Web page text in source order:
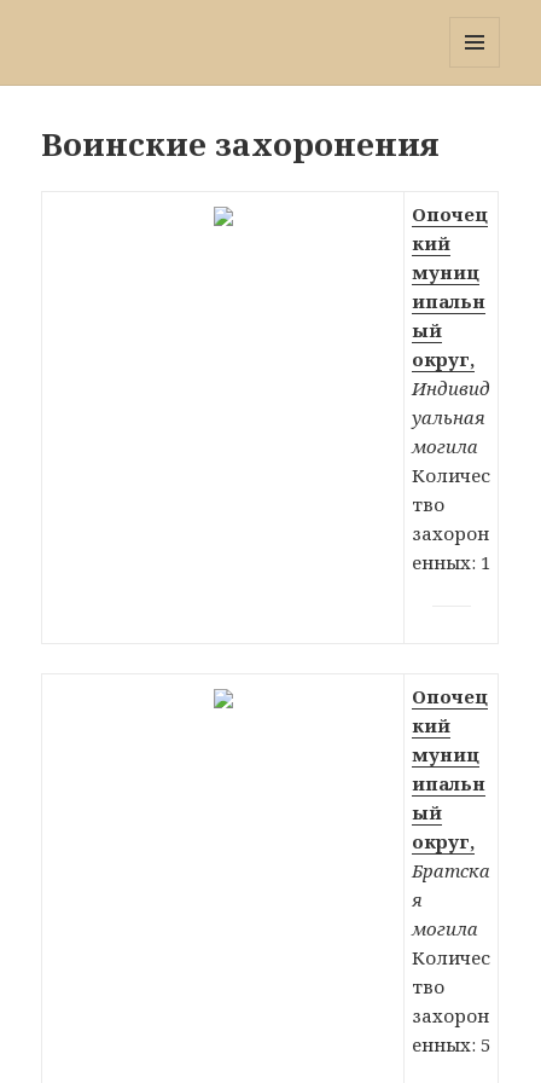
Воинские захоронения
Опочец
кий
муниц
ипальн
ый
округ,
Индивид
уальная
могила
Количес
тво
захорон
енных: 1
Опочец
кий
муниц
ипальн
ый
округ,
Братска
я
могила
Количес
тво
захорон
енных: 5